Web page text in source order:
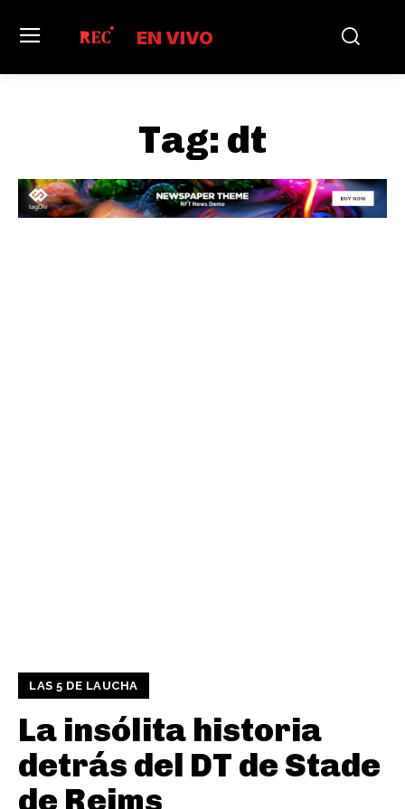
EN VIVO
Tag: dt
LAS 5 DE LAUCHA
La insólita historia
detrás del DT de Stade
de Reims